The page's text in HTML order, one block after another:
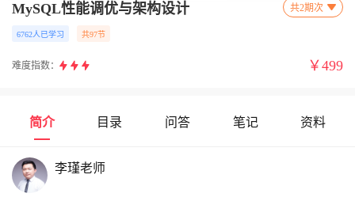
MySQL性能调优与架构设计 共2期次
6762人已学习 共97节
难度指数： ￥499
简介 目录 问答 笔记 资料
李瑾老师